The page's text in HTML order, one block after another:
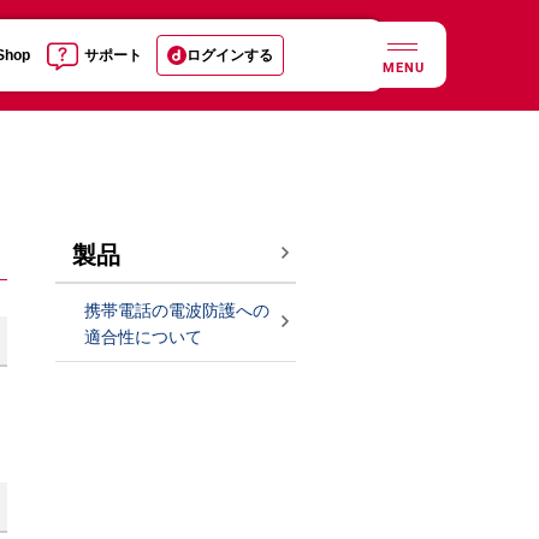
サポート ログインする
MENU
製品
携帯電話の電波防護への
適合性について